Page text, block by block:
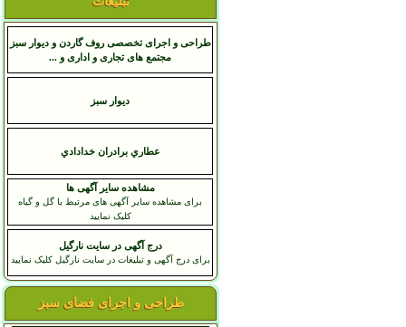
طراحی و اجرای تخصصی روف گاردن و دیوار سبز
مجتمع های تجاری و اداری و ...
دیوار سبز
عطاري برادران خدادادي
مشاهده سایر آگهی ها
برای مشاهده سایر آگهی های مرتبط با گل و گیاه
کلیک نمایید
درج آگهی در سایت نارگیل
برای درج آگهی و تبلیغات در سایت نارگیل کلیک نمایید
طراحی و اجرای فضای سبز